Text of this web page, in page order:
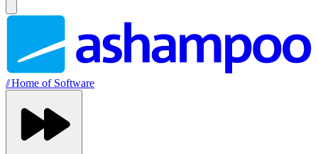
//Home of Software